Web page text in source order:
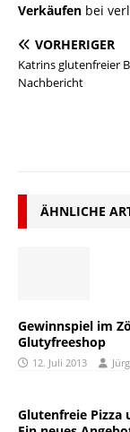
Verkäufen bei
VORHERIGER
Katrins glutenfreier
Nachbericht
ÄHNLICHE
Gewinnspiel im
Glutyfreeshop
12. Juli 2013
Glutenfreie Pizza